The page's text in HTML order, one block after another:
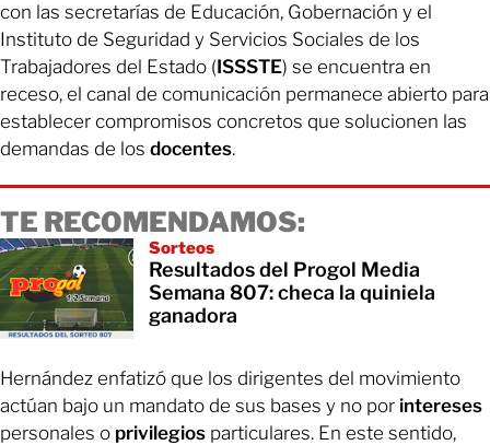
con las secretarías de Educación, Gobernación y el
Instituto de Seguridad y Servicios Sociales de los
Trabajadores del Estado (ISSSTE) se encuentra en
receso, el canal de comunicación permanece abierto para
establecer compromisos concretos que solucionen las
demandas de los docentes.
TE RECOMENDAMOS:
Sorteos
Resultados del Progol Media
Semana 807: checa la quiniela
ganadora
Hernández enfatizó que los dirigentes del movimiento
actúan bajo un mandato de sus bases y no por intereses
personales o privilegios particulares. En este sentido,